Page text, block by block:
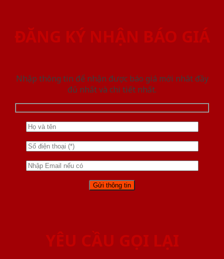
ĐĂNG KÝ NHẬN BÁO GIÁ
Nhập thông tin để nhận được báo giá mới nhât đầy
đủ nhất và chi tiết nhất.
YÊU CẦU GỌI LẠI